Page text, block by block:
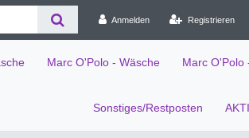
Anmelden Registrieren
Marc O'Polo - Wäsche Marc O'Polo
Sonstiges/Restposten